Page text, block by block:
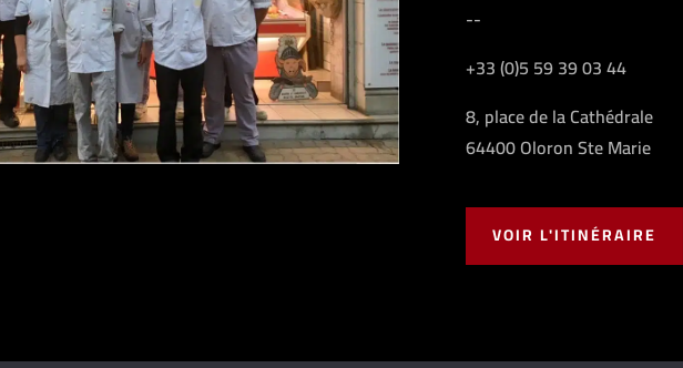
--
+33 (0)5 59 39 03 44
8, place de la Cathédrale
64400 Oloron Ste Marie
VOIR L'ITINÉRAIRE